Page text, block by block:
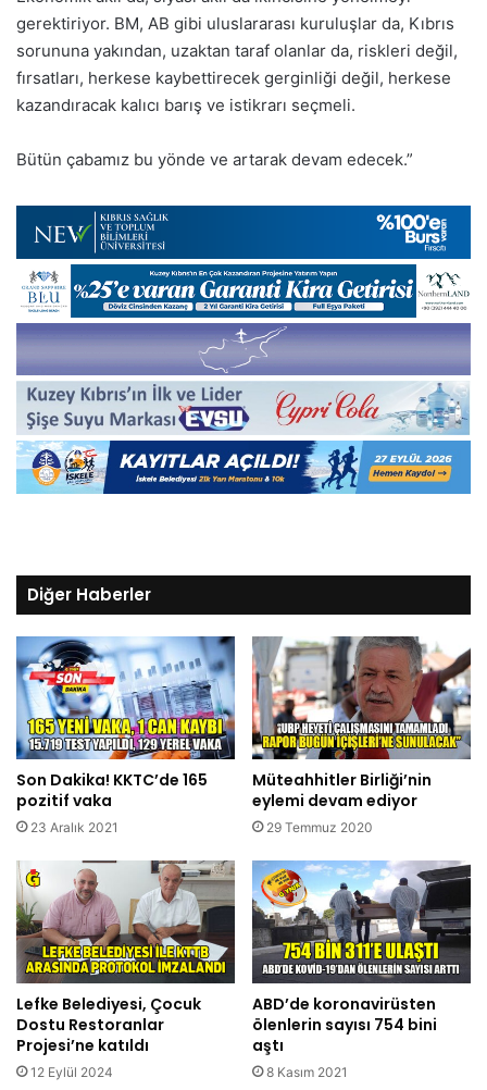
gerektiriyor. BM, AB gibi uluslararası kuruluşlar da, Kıbrıs
sorununa yakından, uzaktan taraf olanlar da, riskleri değil,
fırsatları, herkese kaybettirecek gerginliği değil, herkese
kazandıracak kalıcı barış ve istikrarı seçmeli.
Bütün çabamız bu yönde ve artarak devam edecek.”
Diğer Haberler
Son Dakika! KKTC’de 165
pozitif vaka
23 Aralık 2021
Müteahhitler Birliği’nin
eylemi devam ediyor
29 Temmuz 2020
Lefke Belediyesi, Çocuk
Dostu Restoranlar
Projesi’ne katıldı
12 Eylül 2024
ABD’de koronavirüsten
ölenlerin sayısı 754 bini
aştı
8 Kasım 2021